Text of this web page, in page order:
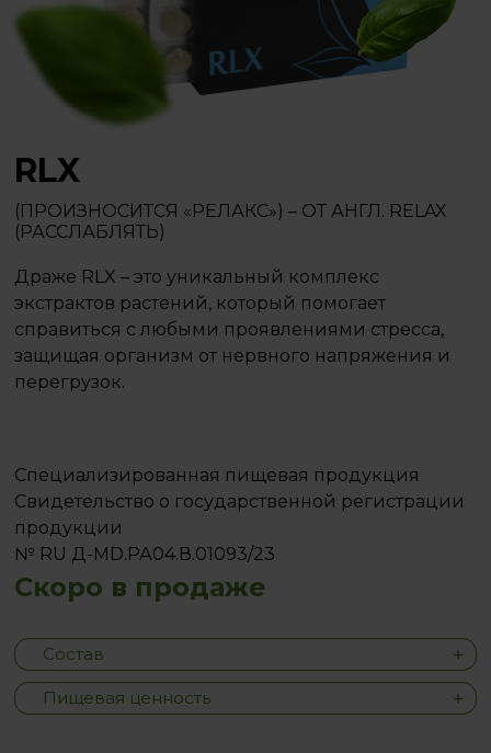
RLX
(ПРОИЗНОСИТСЯ «РЕЛАКС») – ОТ АНГЛ. RELAX
(РАССЛАБЛЯТЬ)
Драже RLX – это уникальный комплекс
экстрактов растений, который помогает
справиться с любыми проявлениями стресса,
защищая организм от нервного напряжения и
перегрузок.
Специализированная пищевая продукция
Свидетельство о государственной регистрации
продукции
№ RU Д-MD.РА04.В.01093/23
Скоро в продаже
Состав
Пищевая ценность